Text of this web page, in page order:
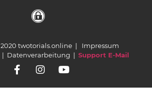
2020 twotorials.online | Impressum
| Datenverarbeitung | Support E-Mail